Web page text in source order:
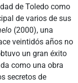
de Toledo como
de varios de sus
(2000), una
veintidós años no
un gran éxito
como una obra
secretos de